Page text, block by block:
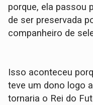
porque, ela passou
de ser preservada
companheiro de
Isso aconteceu
teve um dono logo
tornaria o Rei do